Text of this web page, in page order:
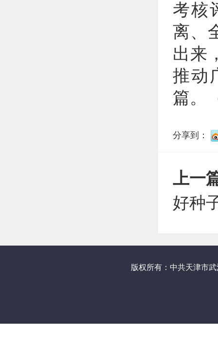
考核
离、
出来
推动
篇。
分享到：
上一
好种
版权所有：中共天津市